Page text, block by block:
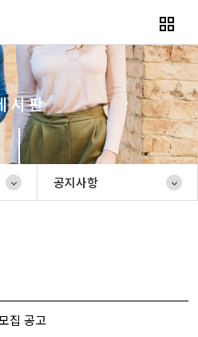
시판
공지사항
집 공고